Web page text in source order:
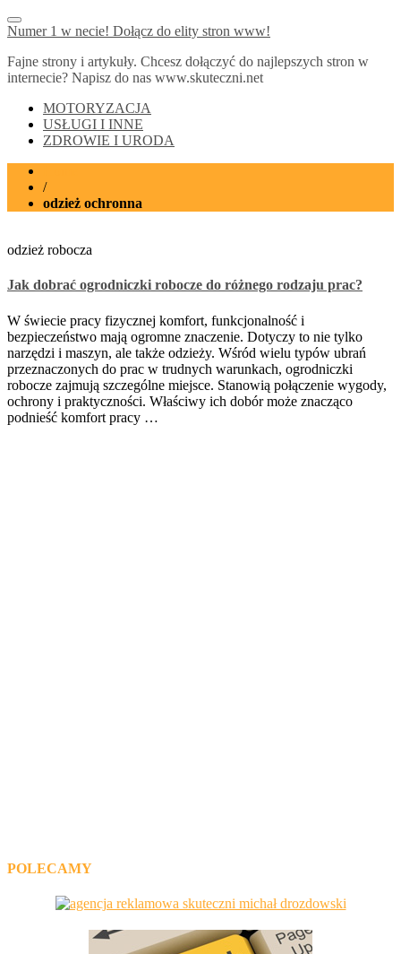
Numer 1 w necie! Dołącz do elity stron www!
Fajne strony i artykuły. Chcesz dołączyć do najlepszych stron w
internecie? Napisz do nas www.skuteczni.net
MOTORYZACJA
USŁUGI I INNE
ZDROWIE I URODA
/
odzież ochronna
odzież robocza
Jak dobrać ogrodniczki robocze do różnego rodzaju prac?
W świecie pracy fizycznej komfort, funkcjonalność i
bezpieczeństwo mają ogromne znaczenie. Dotyczy to nie tylko
narzędzi i maszyn, ale także odzieży. Wśród wielu typów ubrań
przeznaczonych do prac w trudnych warunkach, ogrodniczki
robocze zajmują szczególne miejsce. Stanowią połączenie wygody,
ochrony i praktyczności. Właściwy ich dobór może znacząco
podnieść komfort pracy …
POLECAMY